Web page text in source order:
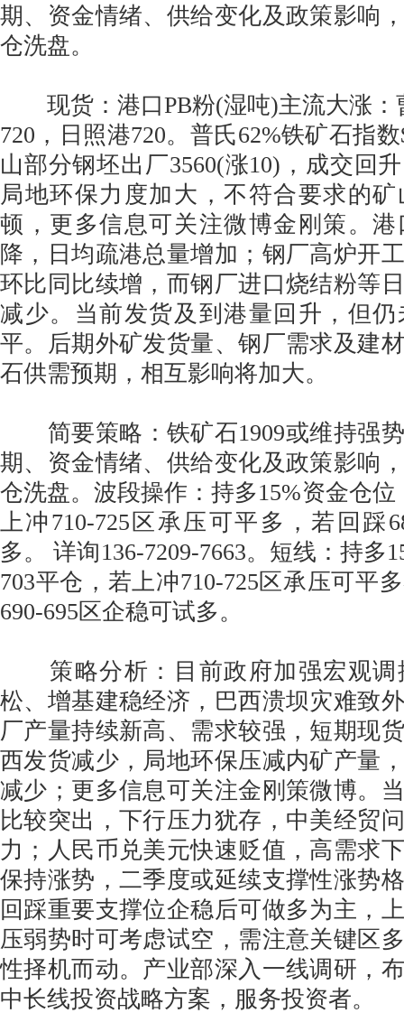
期、资金情绪、供给变化及政策影响
仓洗盘。
现货：港口PB粉(湿吨)主流大涨：
720，日照港720。普氏62%铁矿石指
山部分钢坯出厂3560(涨10)，成交回
局地环保力度加大，不符合要求的
顿，更多信息可关注微博金刚策。
降，日均疏港总量增加；钢厂高炉开
环比同比续增，而钢厂进口烧结粉等
减少。当前发货及到港量回升，但
平。后期外矿发货量、钢厂需求及建
石供需预期，相互影响将加大。
简要策略：铁矿石1909或维持强
期、资金情绪、供给变化及政策影响
仓洗盘。波段操作：持多15%资金仓位
上冲710-725区承压可平多，若回踩
多。 详询136-7209-7663。短线：持多
703平仓，若上冲710-725区承压可平
690-695区企稳可试多。
策略分析：目前政府加强宏观调
松、增基建稳经济，巴西溃坝灾难致
厂产量持续新高、需求较强，短期现
西发货减少，局地环保压减内矿产量
减少；更多信息可关注金刚策微博。
比较突出，下行压力犹存，中美经贸
力；人民币兑美元快速贬值，高需求
保持涨势，二季度或延续支撑性涨势
回踩重要支撑位企稳后可做多为主，
压弱势时可考虑试空，需注意关键区
性择机而动。产业部深入一线调研，
中长线投资战略方案，服务投资者。